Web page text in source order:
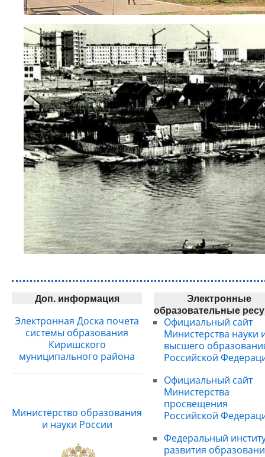
Доп. информация
Электронная Доска почета
системы образования
Киришского
муниципального района
Министерство образования
и науки России
Электронные
образовательные
Официальный сайт
Министерства науки
высшего
Российской
Официальный сайт
Министерства
просвещения
Российской
Федеральный
развития